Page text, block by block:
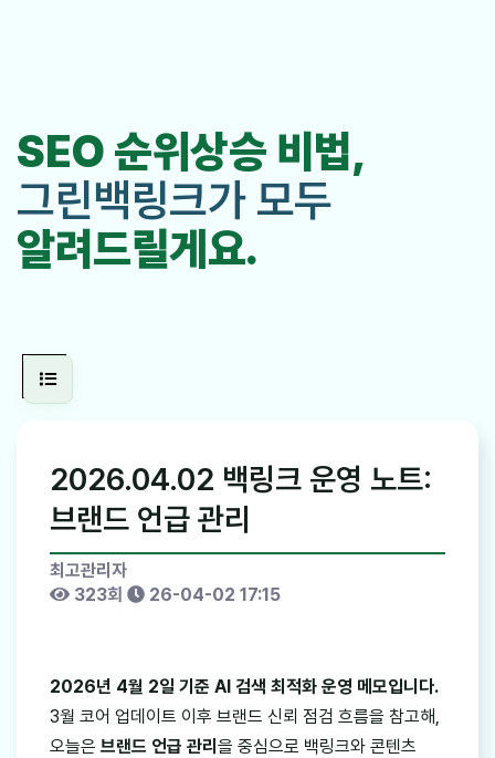
SEO 순위상승 비법,
그린백링크가 모두
알려드릴게요.
2026.04.02 백링크 운영 노트:
브랜드 언급 관리
최고관리자
323회
26-04-02 17:15
2026년 4월 2일 기준 AI 검색 최적화 운영 메모입니다.
3월 코어 업데이트 이후 브랜드 신뢰 점검 흐름을 참고해,
오늘은 브랜드 언급 관리 을 중심으로 백링크와 콘텐츠